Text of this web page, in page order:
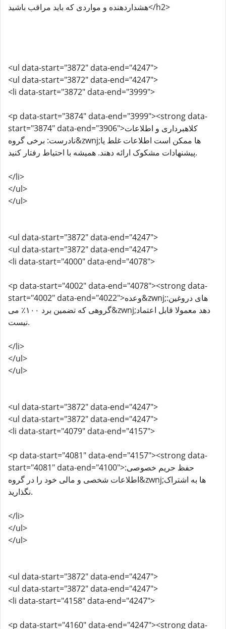
هشداردهنده و مواردی که باید مراقب باشید</h2>
<ul data-start="3872" data-end="4247">
<ul data-start="3872" data-end="4247">
<li data-start="3872" data-end="3999">
<p data-start="3874" data-end="3999"><strong data-
start="3874" data-end="3906">کلاهبرداری و اطلاعات
نادرست: برخی گروه&zwnj;ها ممکن است اطلاعات غلط یا
پیشنهادات مشکوک ارائه دهند. همیشه با احتیاط رفتار کنید.
</li>
</ul>
</ul>
<ul data-start="3872" data-end="4247">
<ul data-start="3872" data-end="4247">
<li data-start="4000" data-end="4078">
<p data-start="4002" data-end="4078"><strong data-
start="4002" data-end="4022">وعده&zwnj;های دروغین:
گروهی که تضمین برد ۱۰۰٪ می&zwnj;دهد معمولا قابل اعتماد
نیست.
</li>
</ul>
</ul>
<ul data-start="3872" data-end="4247">
<ul data-start="3872" data-end="4247">
<li data-start="4079" data-end="4157">
<p data-start="4081" data-end="4157"><strong data-
start="4081" data-end="4100">حفظ حریم خصوصی:
اطلاعات شخصی و مالی خود را در گروه&zwnj;ها به اشتراک
نگذارید.
</li>
</ul>
</ul>
<ul data-start="3872" data-end="4247">
<ul data-start="3872" data-end="4247">
<li data-start="4158" data-end="4247">
<p data-start="4160" data-end="4247"><strong data-